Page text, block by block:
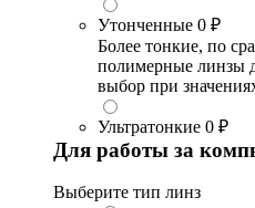
Утонченные 0 ₽
Более тонкие, по
полимерные линзы
выбор при
Ультратонкие 0 ₽
Для работы за
Выберите тип линз